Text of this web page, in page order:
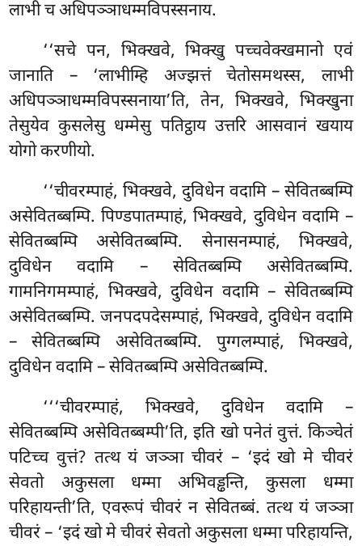
लाभी च अधिपञ्ञाधम्मविपस्सनाय.
‘‘सचे पन, भिक्खवे, भिक्खु पच्चवेक्खमानो एवं
जानाति – ‘लाभीम्हि अज्झत्तं चेतोसमथस्स, लाभी
अधिपञ्ञाधम्मविपस्सनाया’ति, तेन, भिक्खवे, भिक्खुना
तेसुयेव कुसलेसु धम्मेसु पतिट्ठाय उत्तरि आसवानं खयाय
योगो करणीयो.
‘‘चीवरम्पाहं, भिक्खवे, दुविधेन वदामि – सेवितब्बम्पि
असेवितब्बम्पि. पिण्डपातम्पाहं, भिक्खवे, दुविधेन वदामि –
सेवितब्बम्पि असेवितब्बम्पि. सेनासनम्पाहं, भिक्खवे,
दुविधेन वदामि – सेवितब्बम्पि असेवितब्बम्पि.
गामनिगमम्पाहं, भिक्खवे, दुविधेन वदामि – सेवितब्बम्पि
असेवितब्बम्पि. जनपदपदेसम्पाहं, भिक्खवे, दुविधेन वदामि
– सेवितब्बम्पि असेवितब्बम्पि. पुग्गलम्पाहं, भिक्खवे,
दुविधेन वदामि – सेवितब्बम्पि असेवितब्बम्पि.
‘‘‘चीवरम्पाहं, भिक्खवे, दुविधेन वदामि –
सेवितब्बम्पि असेवितब्बम्पी’ति, इति खोपनेतं वुत्तं. किञ्चेतं
पटिच्च वुत्तं? तत्थ यं जञ्ञा चीवरं – ‘इदं खो मे चीवरं
सेवतो अकुसला धम्मा अभिवड्ढन्ति, कुसला धम्मा
परिहायन्ती’ति, एवरूपं चीवरं न सेवितब्बं. तत्थ यं जञ्ञा
चीवरं – ‘इदं खो मेचीवरं सेवतो अकुसला धम्मा परिहायन्ति,